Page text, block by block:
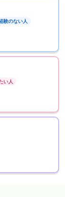
験のない人
い人